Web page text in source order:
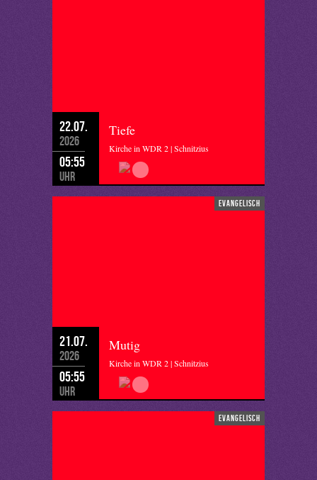
22.07.
2026
05:55
Uhr
Tiefe
Kirche in WDR 2 | Schnitzius
evangelisch
21.07.
2026
05:55
Uhr
Mutig
Kirche in WDR 2 | Schnitzius
evangelisch